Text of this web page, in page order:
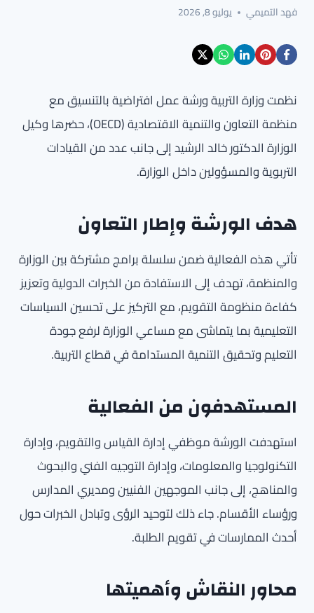
فهد التميمي يوليو 8, 2026
نظمت وزارة التربية ورشة عمل افتراضية بالتنسيق مع
منظمة التعاون والتنمية الاقتصادية (OECD)، حضرها وكيل
الوزارة الدكتور خالد الرشيد إلى جانب عدد من القيادات
التربوية والمسؤولين داخل الوزارة.
هدف الورشة وإطار التعاون
تأتي هذه الفعالية ضمن سلسلة برامج مشتركة بين الوزارة
والمنظمة، تهدف إلى الاستفادة من الخبرات الدولية وتعزيز
كفاءة منظومة التقويم، مع التركيز على تحسين السياسات
التعليمية بما يتماشى مع مساعي الوزارة لرفع جودة
التعليم وتحقيق التنمية المستدامة في قطاع التربية.
المستهدفون من الفعالية
استهدفت الورشة موظفي إدارة القياس والتقويم، وإدارة
التكنولوجيا والمعلومات، وإدارة التوجيه الفني والبحوث
والمناهج، إلى جانب الموجهين الفنيين ومديري المدارس
ورؤساء الأقسام. جاء ذلك لتوحيد الرؤى وتبادل الخبرات حول
أحدث الممارسات في تقويم الطلبة.
محاور النقاش وأهميتها